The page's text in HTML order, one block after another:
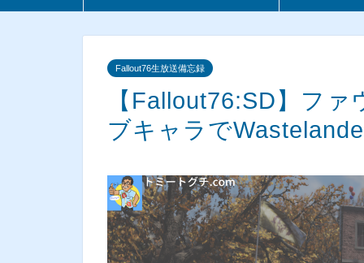
Fallout76生放送備忘録
【Fallout76:SD】フ
ブキャラで